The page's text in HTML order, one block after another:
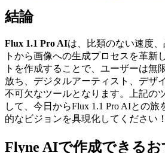
結論
Flux 1.1 Pro AIは、比類のない速度
トから画像への生成プロセスを革新
トを作成することで、ユーザーは無
放ち、デジタルアーティスト、デザ
不可欠なツールとなります。上記の
して、今日からFlux 1.1 Pro AIとの
的なビジョンを具現化してください！
Flyne AIで作成できる